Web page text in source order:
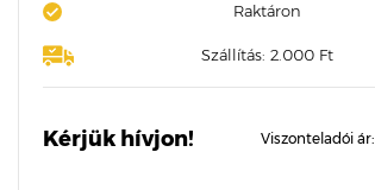
Raktáron
Szállítás: 2.000 Ft
Kérjük hívjon! Viszonteladói ár: